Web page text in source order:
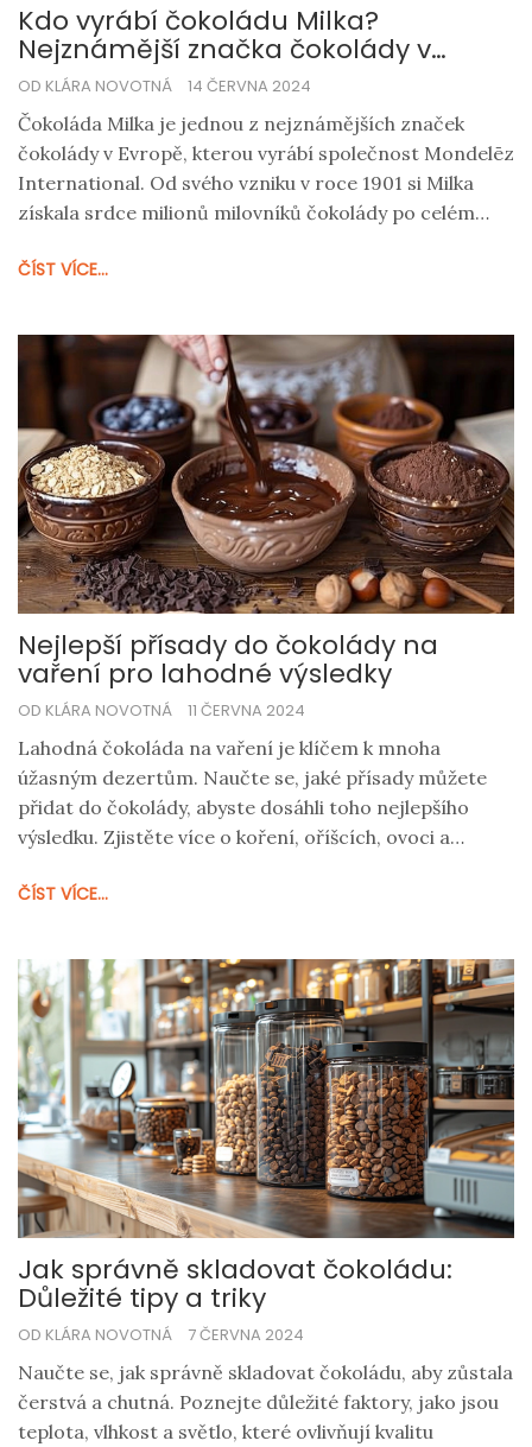
Kdo vyrábí čokoládu Milka?
Nejznámější značka čokolády v
Evropě
OD KLÁRA NOVOTNÁ 14 ČERVNA 2024
Čokoláda Milka je jednou z nejznámějších značek
čokolády v Evropě, kterou vyrábí společnost Mondelēz
International. Od svého vzniku v roce 1901 si Milka
získala srdce milionů milovníků čokolády po celém
výroby a zajímavosti spojené s produkcí této
ČÍST VÍCE...
Nejlepší přísady do čokolády na
vaření pro lahodné výsledky
OD KLÁRA NOVOTNÁ 11 ČERVNA 2024
Lahodná čokoláda na vaření je klíčem k mnoha
úžasným dezertům. Naučte se, jaké přísady můžete
přidat do čokolády, abyste dosáhli toho nejlepšího
výsledku. Zjistěte více o koření, oříšcích, ovoci a
čokoládový zážitek.
ČÍST VÍCE...
Jak správně skladovat čokoládu:
Důležité tipy a triky
OD KLÁRA NOVOTNÁ 7 ČERVNA 2024
Naučte se, jak správně skladovat čokoládu, aby zůstala
čerstvá a chutná. Poznejte důležité faktory, jako jsou
teplota, vlhkost a světlo, které ovlivňují kvalitu